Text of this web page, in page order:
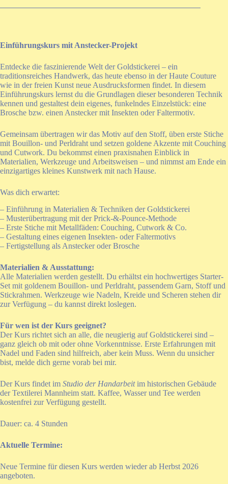
Einführungskurs mit Anstecker-Projekt
Entdecke die faszinierende Welt der Goldstickerei – ein
traditionsreiches Handwerk, das heute ebenso in der Haute Couture
wie in der freien Kunst neue Ausdrucksformen findet. In diesem
Einführungskurs lernst du die Grundlagen dieser besonderen Technik
kennen und gestaltest dein eigenes, funkelndes Einzelstück: eine
Brosche bzw. einen Anstecker mit Insekten oder Faltermotiv.
Gemeinsam übertragen wir das Motiv auf den Stoff, üben erste Stiche
mit Bouillon- und Perldraht und setzen goldene Akzente mit Couching
und Cutwork. Du bekommst einen praxisnahen Einblick in
Materialien, Werkzeuge und Arbeitsweisen – und nimmst am Ende ein
einzigartiges kleines Kunstwerk mit nach Hause.
Was dich erwartet:
– Einführung in Materialien & Techniken der Goldstickerei
– Musterübertragung mit der Prick-&-Pounce-Methode
– Erste Stiche mit Metallfäden: Couching, Cutwork & Co.
– Gestaltung eines eigenen Insekten- oder Faltermotivs
– Fertigstellung als Anstecker oder Brosche
Materialien & Ausstattung:
Alle Materialien werden gestellt. Du erhältst ein hochwertiges Starter-
Set mit goldenem Bouillon- und Perldraht, passendem Garn, Stoff und
Stickrahmen. Werkzeuge wie Nadeln, Kreide und Scheren stehen dir
zur Verfügung – du kannst direkt loslegen.
Für wen ist der Kurs geeignet?
Der Kurs richtet sich an alle, die neugierig auf Goldstickerei sind –
ganz gleich ob mit oder ohne Vorkenntnisse. Erste Erfahrungen mit
Nadel und Faden sind hilfreich, aber kein Muss. Wenn du unsicher
bist, melde dich gerne vorab bei mir.
Der Kurs findet im Studio der Handarbeitim historischen Gebäude
der Textilerei Mannheim statt. Kaffee, Wasser und Tee werden
kostenfrei zur Verfügung gestellt.
Dauer: ca. 4 Stunden
Aktuelle Termine:
Neue Termine für diesen Kurs werden wieder ab Herbst 2026
angeboten.